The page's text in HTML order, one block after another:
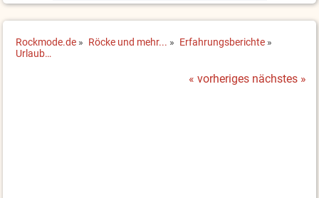
Rockmode.de » Röcke und mehr... » Erfahrungsberichte »
Urlaub…
« vorheriges nächstes »